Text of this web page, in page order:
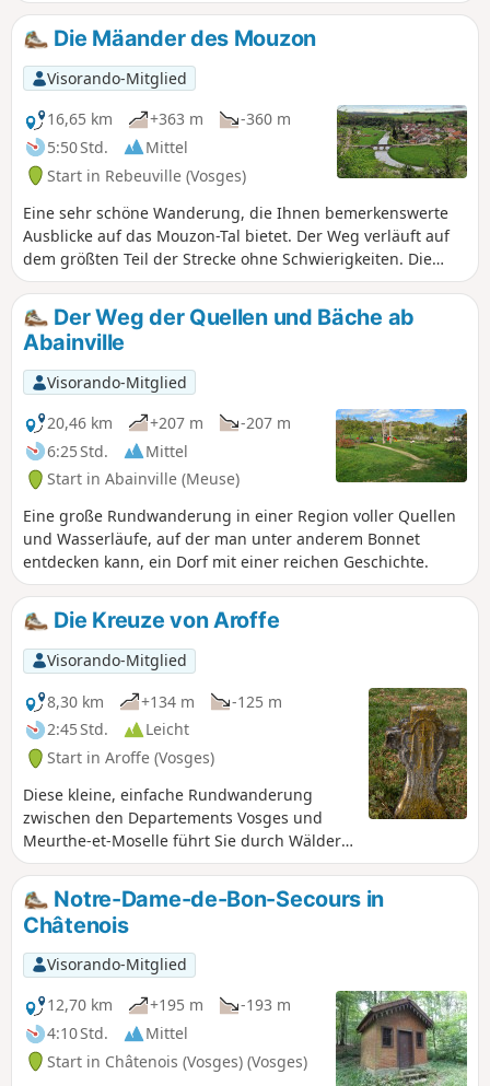
wunderschöne, unberührte Wälder und einige Weiden, um
dort einen gut versteckten Dolmen zu entdecken. Den
Abschluss der Tour bildet ein Besuch in Domrémy-la-
Pucelle.
Die Mäander des Mouzon
Visorando-Mitglied
16,65 km
+363 m
-360 m
5:50 Std.
Mittel
Start in Rebeuville (Vosges)
Eine sehr schöne Wanderung, die Ihnen bemerkenswerte
Ausblicke auf das Mouzon-Tal bietet. Der Weg verläuft auf
dem größten Teil der Strecke ohne Schwierigkeiten. Die
einzigen etwas anspruchsvolleren Stellen, die Ihre
Aufmerksamkeit erfordern: - In der Nähe des
Aussichtspunkts (3) der steinige Abstieg zur Grotte de
l’Enfer, - Nach dem Punkt (8) ist der Abstieg über die
einfache Treppe mit Blick ins Leere etwas
schwindelerregend.
Der Weg der Quellen und Bäche ab
Abainville
Visorando-Mitglied
20,46 km
+207 m
-207 m
6:25 Std.
Mittel
Start in Abainville (Meuse)
Eine große Rundwanderung in einer Region voller Quellen
und Wasserläufe, auf der man unter anderem Bonnet
entdecken kann, ein Dorf mit einer reichen Geschichte.
Die Kreuze von Aroffe
Visorando-Mitglied
8,30 km
+134 m
-125 m
2:45 Std.
Leicht
Start in Aroffe (Vosges)
Diese kleine, einfache Rundwanderung
zwischen den Departements Vosges und
Meurthe-et-Moselle führt Sie durch Wälder
und Felder in einer hügeligen, idyllischen
Landschaft. Genießen Sie die frische Luft
zwischen gepflügten Feldern und Weiden in
dieser wenig besuchten Region.
Notre-Dame-de-Bon-Secours in
Châtenois
Visorando-Mitglied
12,70 km
+195 m
-193 m
4:10 Std.
Mittel
Start in Châtenois (Vosges) (Vosges)